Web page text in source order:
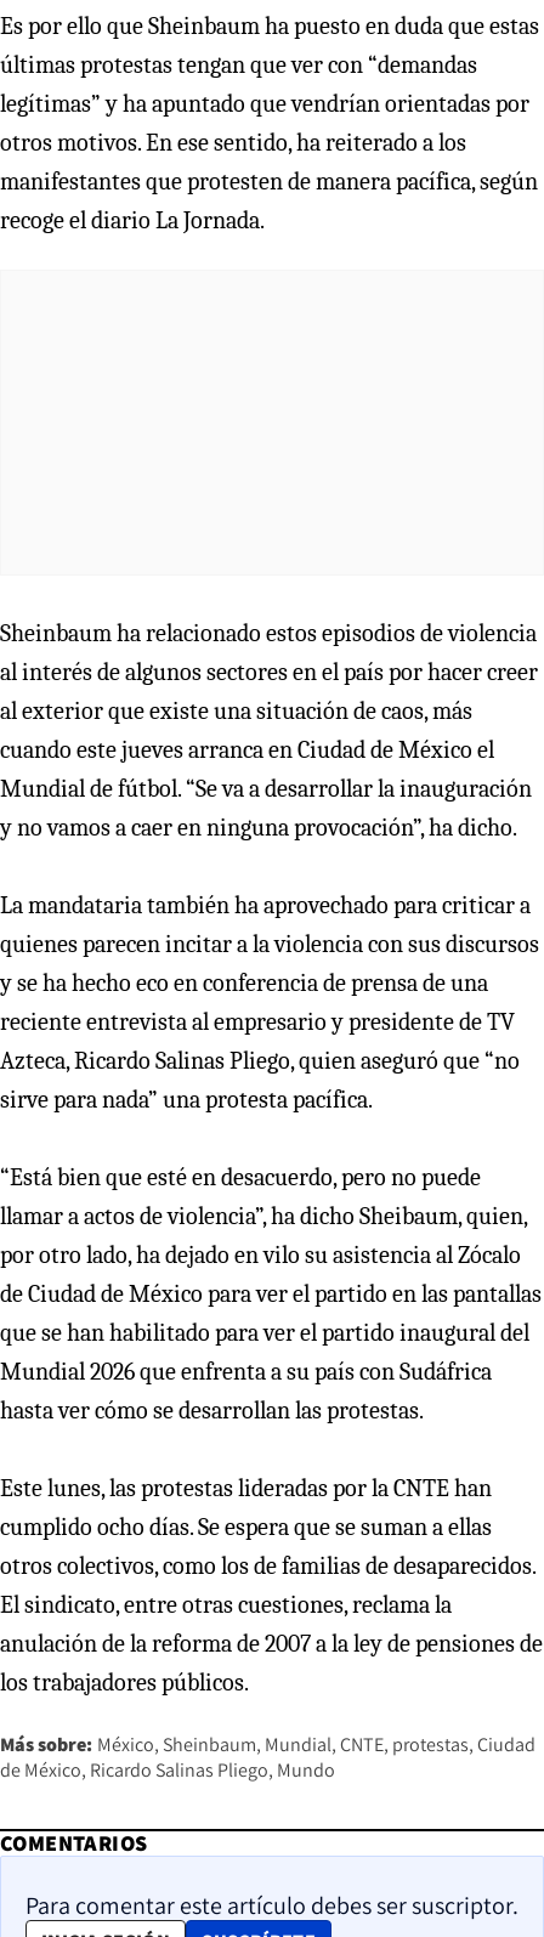
Es por ello que Sheinbaum ha puesto en duda que estas
últimas protestas tengan que ver con “demandas
legítimas” y ha apuntado que vendrían orientadas por
otros motivos. En ese sentido, ha reiterado a los
manifestantes que protesten de manera pacífica, según
recoge el diario La Jornada.
Sheinbaum ha relacionado estos episodios de violencia
al interés de algunos sectores en el país por hacer creer
al exterior que existe una situación de caos, más
cuando este jueves arranca en Ciudad de México el
Mundial de fútbol. “Se va a desarrollar la inauguración
y no vamos a caer en ninguna provocación”, ha dicho.
La mandataria también ha aprovechado para criticar a
quienes parecen incitar a la violencia con sus discursos
y se ha hecho eco en conferencia de prensa de una
reciente entrevista al empresario y presidente de TV
Azteca, Ricardo Salinas Pliego, quien aseguró que “no
sirve para nada” una protesta pacífica.
“Está bien que esté en desacuerdo, pero no puede
llamar a actos de violencia”, ha dicho Sheibaum, quien,
por otro lado, ha dejado en vilo su asistencia al Zócalo
de Ciudad de México para ver el partido en las pantallas
que se han habilitado para ver el partido inaugural del
Mundial 2026 que enfrenta a su país con Sudáfrica
hasta ver cómo se desarrollan las protestas.
Este lunes, las protestas lideradas por la CNTE han
cumplido ocho días. Se espera que se suman a ellas
otros colectivos, como los de familias de desaparecidos.
El sindicato, entre otras cuestiones, reclama la
anulación de la reforma de 2007 a la ley de pensiones de
los trabajadores públicos.
Más sobre: México Sheinbaum Mundial CNTE protestas Ciudad
de México Ricardo Salinas Pliego Mundo
COMENTARIOS
Para comentar este artículo debes ser suscriptor.